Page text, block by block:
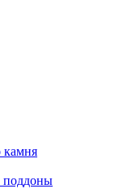
камня
поддоны